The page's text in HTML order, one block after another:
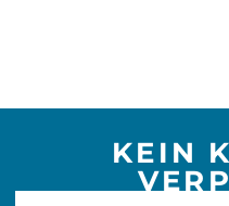
KEIN